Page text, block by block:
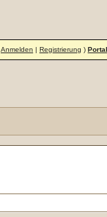
Anmelden | Registrierung ) Portal